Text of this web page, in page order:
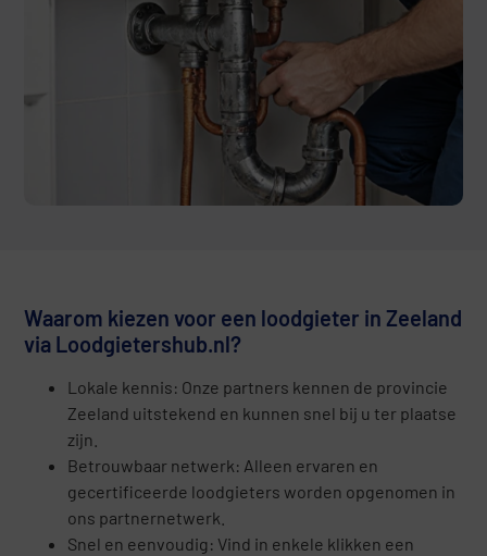
Waarom kiezen voor een loodgieter in Zeeland
via Loodgietershub.nl?
Lokale kennis: Onze partners kennen de provincie
Zeeland uitstekend en kunnen snel bij u ter plaatse
zijn.
Betrouwbaar netwerk: Alleen ervaren en
gecertificeerde loodgieters worden opgenomen in
ons partnernetwerk.
Snel en eenvoudig: Vind in enkele klikken een